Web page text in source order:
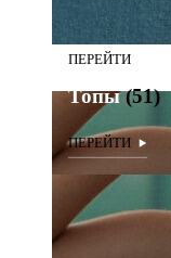
Топы (51)
Топы(51)